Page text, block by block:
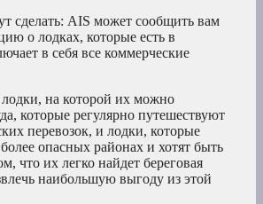
сделать: AIS может сообщить вам
о лодках, которые есть в
в себя все коммерческие
на которой их можно
которые регулярно путешествуют
перевозок, и лодки, которые
опасных районах и хотят быть
что их легко найдет береговая
наибольшую выгоду из этой